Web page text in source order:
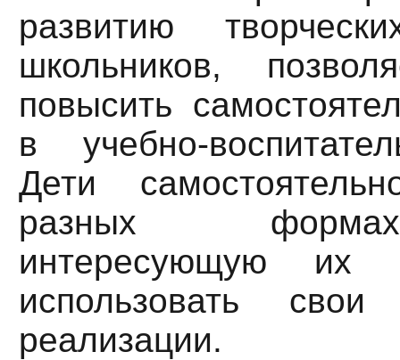
развитию
школьников,
повысить
в учебно-
Дети
разных
интересующую их
использовать
реализации.